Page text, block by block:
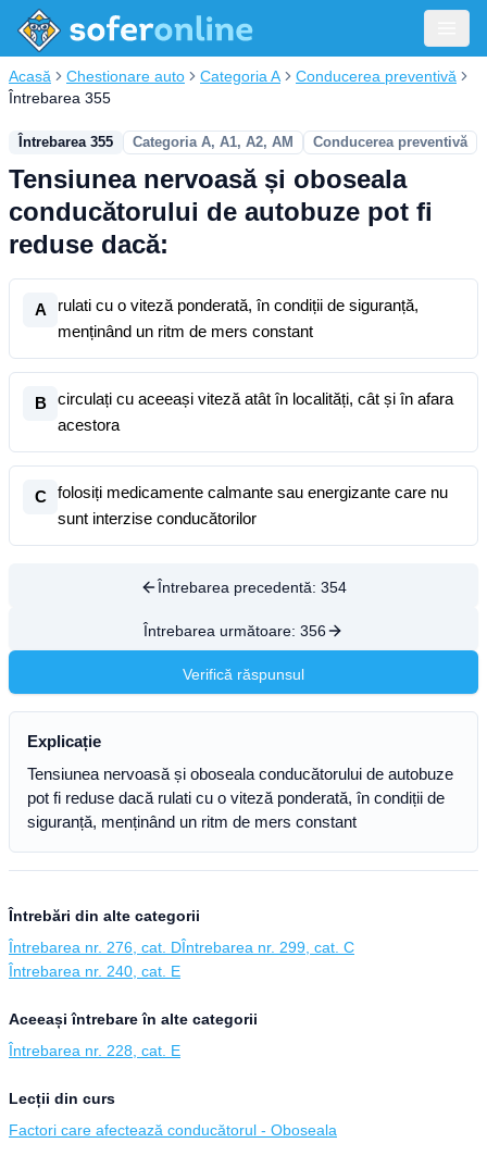
Acasă Chestionare auto Categoria A
Conducerea preventivă
Întrebarea 355
Întrebarea 355 Categoria A, A1, A2, AM Conducerea preventivă
Tensiunea nervoasă și oboseala
conducătorului de autobuze pot fi
reduse dacă:
A
rulati cu o viteză ponderată, în condiții de siguranță,
menținând un ritm de mers constant
B
circulați cu aceeași viteză atât în localități, cât și în afara
acestora
C
folosiți medicamente calmante sau energizante care nu
sunt interzise conducătorilor
Întrebarea precedentă: 354
Întrebarea următoare: 356
Verifică răspunsul
Explicație
Tensiunea nervoasă și oboseala conducătorului de autobuze
pot fi reduse dacă rulati cu o viteză ponderată, în condiții de
siguranță, menținând un ritm de mers constant
Întrebări din alte categorii
Întrebarea nr. 276, cat. DÎntrebarea nr. 299, cat. C
Întrebarea nr. 240, cat. E
Aceeași întrebare în alte categorii
Întrebarea nr. 228, cat. E
Lecții din curs
Factori care afectează conducătorul - Oboseala